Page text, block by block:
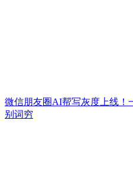
微信朋友圈AI帮写灰度上线！
别词穷